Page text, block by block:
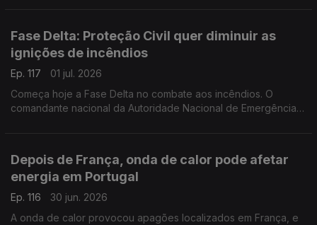
Fase Delta: Proteção Civil quer diminuir as
ignições de incêndios
Ep. 117
01 jul. 2026
Começa hoje a Fase Delta no combate aos incêndios. O
comandante nacional da Autoridade Nacional de Emergência e
Depois de França, onda de calor pode afetar
energia em Portugal
Ep. 116
30 jun. 2026
A onda de calor provocou apagões localizados em França, e